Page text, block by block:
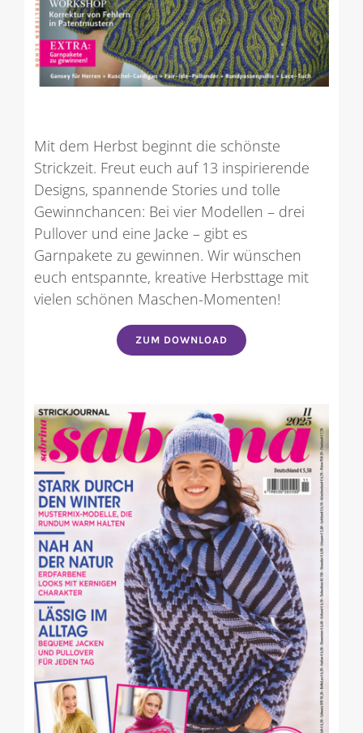
Mit dem Herbst beginnt die schönste
Strickzeit. Freut euch auf 13 inspirierende
Designs, spannende Stories und tolle
Gewinnchancen: Bei vier Modellen – drei
Pullover und eine Jacke – gibt es
Garnpakete zu gewinnen. Wir wünschen
euch entspannte, kreative Herbsttage mit
vielen schönen Maschen-Momenten!
ZUM DOWNLOAD